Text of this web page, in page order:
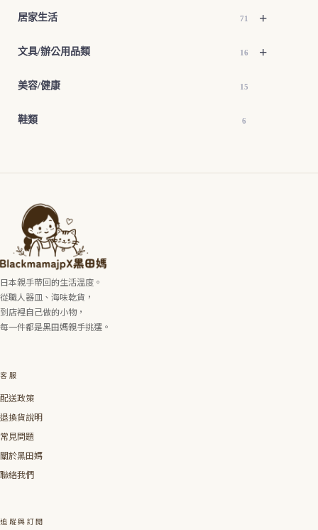
+
居家生活 71
+
文具/辦公用品類 16
美容/健康 15
鞋類 6
日本親手帶回的生活溫度。
從職人器皿、海味乾貨，
到店裡自己做的小物，
每一件都是黑田媽親手挑選。
客服
配送政策
退換貨說明
常見問題
關於黑田媽
聯絡我們
追蹤與訂閱